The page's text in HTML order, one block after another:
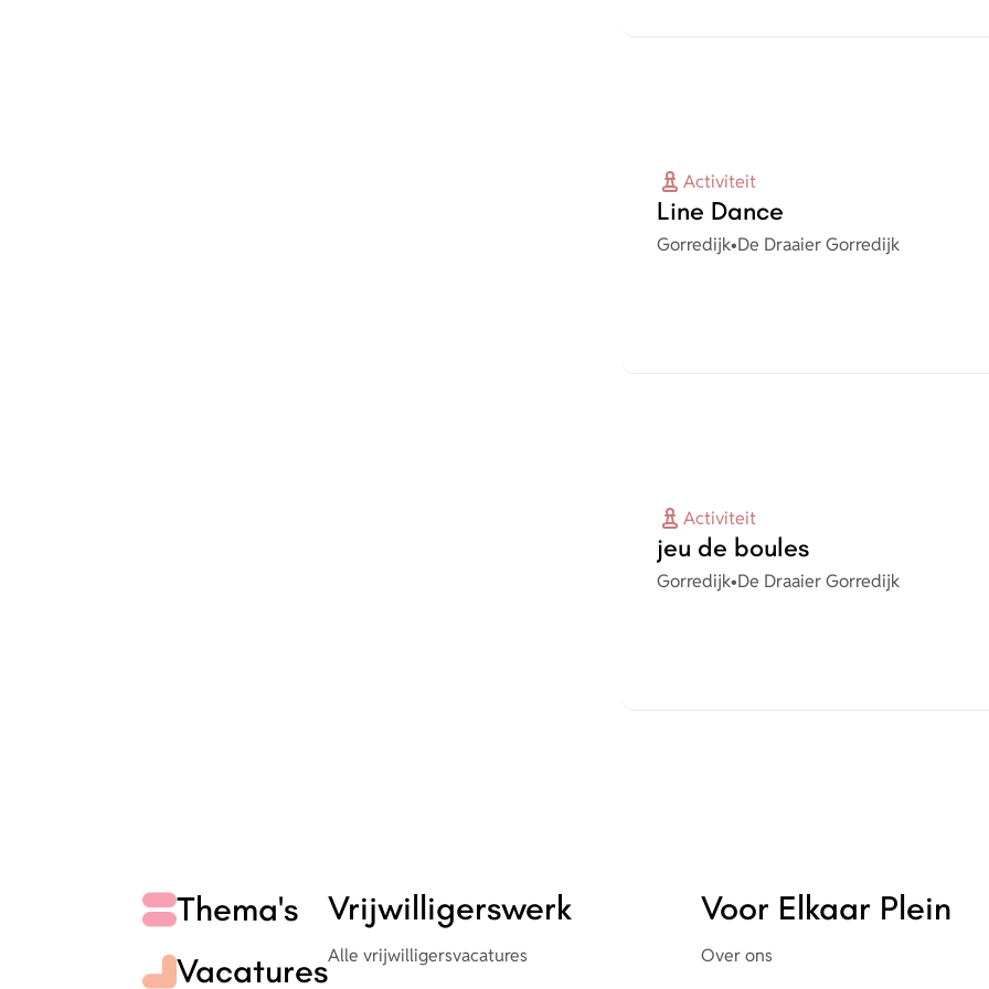
Activiteit
Line Dance
Plaats
Gorredijk•Organisatie
De Draaier Gorredijk
Activiteit
jeu de boules
Plaats
Gorredijk•Organisatie
De Draaier Gorredijk
Thema's
Vacatures
Vrijwilligerswerk
Alle vrijwilligersvacatures
Voor Elkaar Plein
Over ons